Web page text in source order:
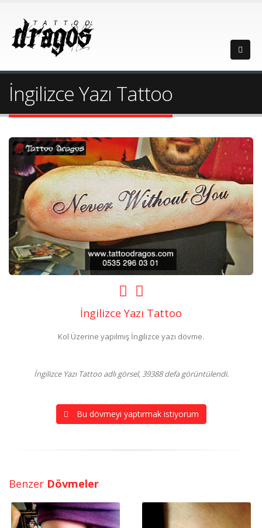
İngilizce Yazı Tattoo
İngilizce Yazı Tattoo
Kol Üzerine yapılmış İngilizce yazı dövme.
İngilizce Yazı Tattoo adlı görsel, 39388 defa görüntülendi.
Bu dövmeyi yaptırmak istiyorum
Benzer Dövmeler